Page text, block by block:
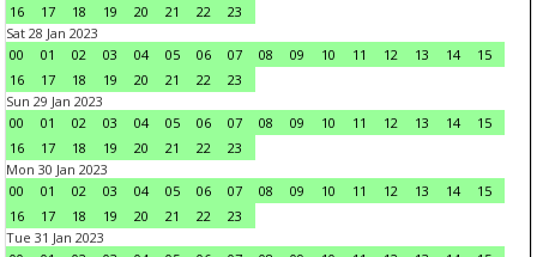
16
17 18 19 20 21 22
23
Sat 28 Jan 2023
00
01 02 03 04 05 06 07 08 09 10 11 12 13 14
15
16
17 18 19 20 21 22
23
Sun 29 Jan 2023
00
01 02 03 04 05 06 07 08 09 10 11 12 13 14
15
16
17 18 19 20 21 22
23
Mon 30 Jan 2023
00
01 02 03 04 05 06 07 08 09 10 11 12 13 14
15
16
17 18 19 20 21 22
23
Tue 31 Jan 2023